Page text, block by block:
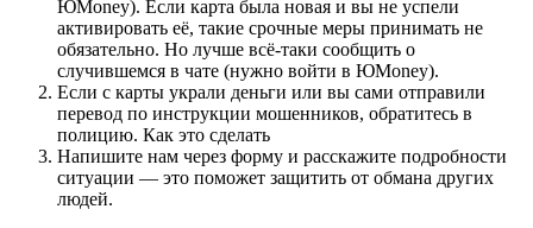
ЮMoney). Если карта была новая и вы не успели
активировать её, такие срочные меры принимать не
обязательно. Но лучше всё-таки сообщить о
случившемся в чате (нужно войти в ЮMoney).
Если с карты украли деньги или вы сами отправили
перевод по инструкции мошенников, обратитесь в
полицию. Как это сделать
Напишите нам через форму и расскажите подробности
ситуации — это поможет защитить от обмана других
людей.